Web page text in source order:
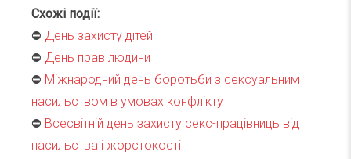
Схожі події:
⛔️ День захисту дітей
⛔️ День прав людини
⛔️ Міжнародний день боротьби з сексуальним
насильством в умовах конфлікту
⛔️ Всесвітній день захисту секс-працівниць від
насильства і жорстокості